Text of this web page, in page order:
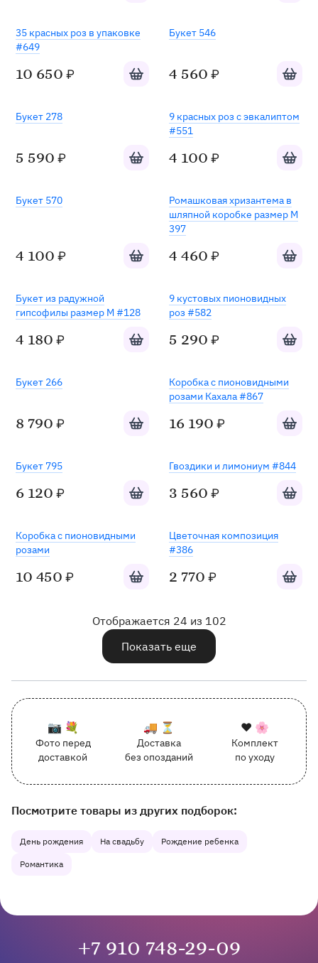
35 красных роз в упаковке
#649
10 650 ₽ Добавить в корзину
Букет 546
4 560 ₽
Букет 278
5 590 ₽ Добавить в корзину
9 красных роз с эвкалиптом
#551
Хит
4 100 ₽
Букет 570
4 100 ₽ Добавить в корзину
Ромашковая хризантема в
шляпной коробке размер M
397
Хит
4 460 ₽
Букет из радужной
гипсофилы размер M #128
4 180 ₽ Добавить в корзину
9 кустовых пионовидных
роз #582
5 290 ₽
Букет 266
8 790 ₽ Добавить в корзину
Коробка с пионовидными
розами Кахала #867
16 190 ₽
Букет 795
6 120 ₽ Добавить в корзину
Гвоздики и лимониум #844
Хит
3 560 ₽
Коробка с пионовидными
розами
10 450 ₽ Добавить в корзину
Цветочная композиция
#386
2 770 ₽
Отображается 24 из 102
Показать еще
Почему выбирают Флорео
К каждому заказу прилагается:
Фото перед
доставкой
📷 💐
Доставка
без опозданий
🚚 ⏳
Доставим заказ точно в оговоренное
Комплект
по уходу
❤️ 🌸
Добавим к букету
Качественный сервис
162 отзыва с оценкой 5.0 ⭐
Наши другие подборки товаров на сайте
Посмотрите товары из других подборок:
День рождения На свадьбу Рождение ребенка
Романтика
+7 910 748-29-09